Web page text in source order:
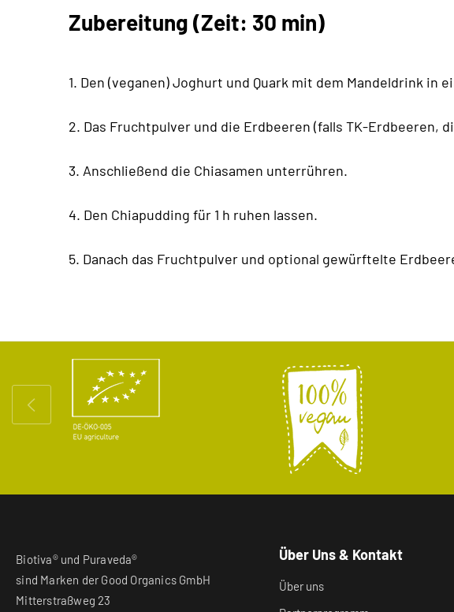
Zubereitung (Zeit: 30 min)
1. Den (veganen) Joghurt und Quark mit dem Mandeldrink in
2. Das Fruchtpulver und die Erdbeeren (falls TK-Erdbeeren,
3. Anschließend die Chiasamen unterrühren.
4. Den Chiapudding für 1 h ruhen lassen.
5. Danach das Fruchtpulver und optional gewürftelte
Biotiva® und Puraveda®
sind Marken der Good Organics GmbH
Mitterstraßweg 23
Über Uns & Kontakt
Über uns